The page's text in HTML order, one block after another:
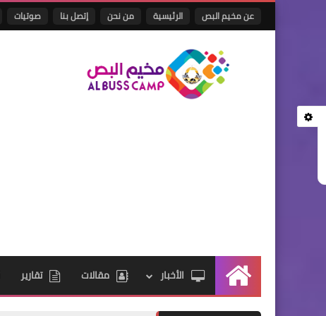
عن مخيم البص الرئيسية من نحن إتصل بنا صوتيات
الرئيسيةالأخبار مقالات تقارير